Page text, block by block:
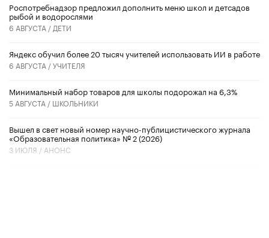
Роспотребнадзор предложил дополнить меню школ и детсадов
рыбой и водорослями
6 АВГУСТА / ДЕТИ
​Яндекс обучил более 20 тысяч учителей использовать ИИ в работе
6 АВГУСТА /УЧИТЕЛЯ
Минимальный набор товаров для школы подорожал на 6,3%
5 АВГУСТА / ШКОЛЬНИКИ
Вышел в свет новый номер научно-публицистического журнала
«Образовательная политика» № 2 (2026)
3 ИЮЛЯ / АНОНС